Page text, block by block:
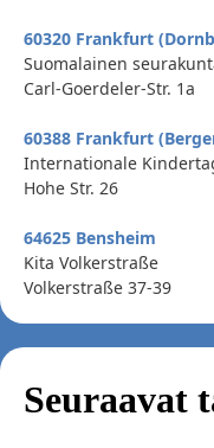
60320 Frankfurt
Suomalainen
Carl-Goerdeler-Str. 1a
60388 Frankfurt
Internationale
Hohe Str. 26
64625 Bensheim
Kita Volkerstraße
Volkerstraße 37-39
Seuraavat